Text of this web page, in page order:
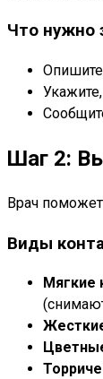
Что нужно
Шаг 2:
Врач
Виды
Мягкие